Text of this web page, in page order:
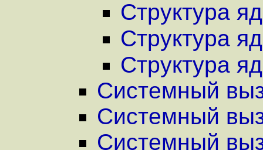
Структура
Структура
Структура
Системный
Системный
Системный